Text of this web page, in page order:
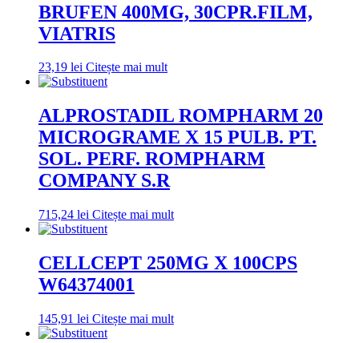
BRUFEN 400MG, 30CPR.FILM,
VIATRIS
23,19 lei Citește mai mult
ALPROSTADIL ROMPHARM 20
MICROGRAME X 15 PULB. PT.
SOL. PERF. ROMPHARM
COMPANY S.R
715,24 lei Citește mai mult
CELLCEPT 250MG X 100CPS
W64374001
145,91 lei Citește mai mult